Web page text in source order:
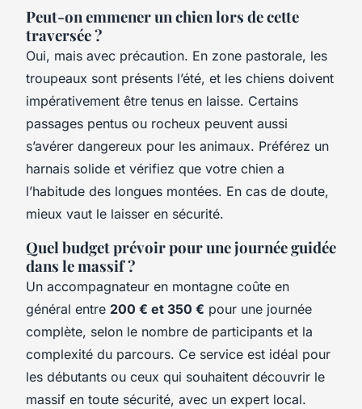
Peut-on emmener un chien lors de cette
traversée ?
Oui, mais avec précaution. En zone pastorale, les
troupeaux sont présents l’été, et les chiens doivent
impérativement être tenus en laisse. Certains
passages pentus ou rocheux peuvent aussi
s’avérer dangereux pour les animaux. Préférez un
harnais solide et vérifiez que votre chien a
l’habitude des longues montées. En cas de doute,
mieux vaut le laisser en sécurité.
Quel budget prévoir pour une journée guidée
dans le massif ?
Un accompagnateur en montagne coûte en
général entre 200 € et 350 € pour une journée
complète, selon le nombre de participants et la
complexité du parcours. Ce service est idéal pour
les débutants ou ceux qui souhaitent découvrir le
massif en toute sécurité, avec un expert local.